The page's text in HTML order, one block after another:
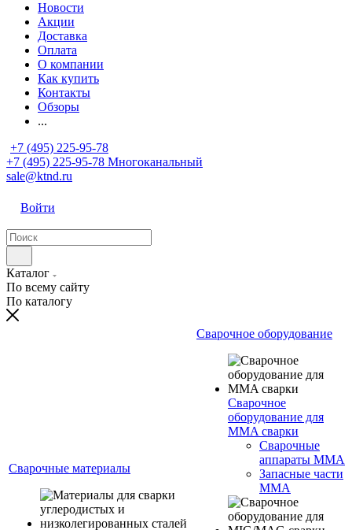
Новости
Акции
Доставка
Оплата
О компании
Как купить
Контакты
Обзоры
...
+7 (495) 225-95-78
+7 (495) 225-95-78 Многоканальный
sale@ktnd.ru
Войти
Каталог
По всему сайту
По каталогу
Сварочные материалы
Сварочное оборудование
Сварочное
оборудование для
MMA сварки
Сварочные
аппараты MMA
Запасные части
MMA